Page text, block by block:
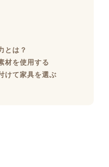
とは？
材を使用する
けて家具を選ぶ